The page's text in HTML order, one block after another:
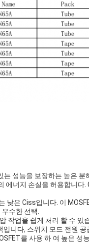
성능을 보장하는 높은 분
에너지 손실을 허용합니다.
낮은 Ciss입니다. 이
수한 선택.
작업을 쉽게 처리 할 수 있
니다, 스위치 모드 전원 공
를 사용 하 여 높은 성